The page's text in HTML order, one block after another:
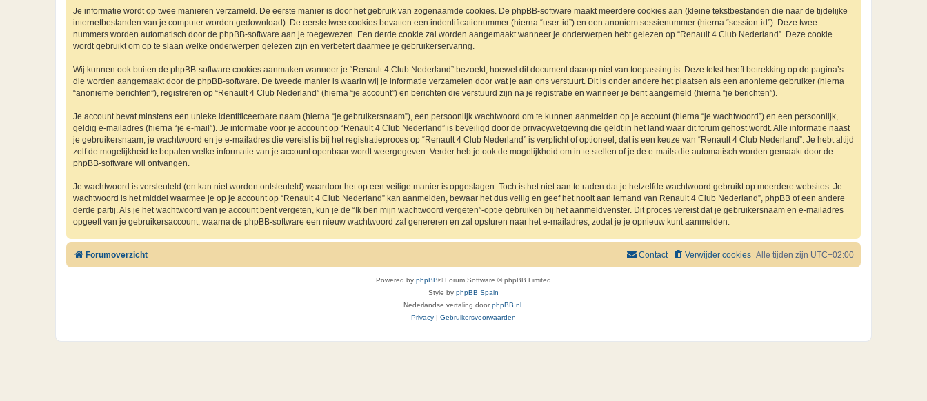
Je informatie wordt op twee manieren verzameld. De eerste manier is door het gebruik van zogenaamde cookies. De phpBB-software maakt meerdere cookies aan (kleine tekstbestanden die naar de tijdelijke
internetbestanden van je computer worden gedownload). De eerste twee cookies bevatten een indentificatienummer (hierna “user-id”) en een anoniem sessienummer (hierna “session-id”). Deze twee
nummers worden automatisch door de phpBB-software aan je toegewezen. Een derde cookie zal worden aangemaakt wanneer je onderwerpen hebt gelezen op “Renault 4 Club Nederland”. Deze cookie
wordt gebruikt om op te slaan welke onderwerpen gelezen zijn en verbetert daarmee je gebruikerservaring.
Wij kunnen ook buiten de phpBB-software cookies aanmaken wanneer je “Renault 4 Club Nederland” bezoekt, hoewel dit document daarop niet van toepassing is. Deze tekst heeft betrekking op de pagina’s
die worden aangemaakt door de phpBB-software. De tweede manier is waarin wij je informatie verzamelen door wat je aan ons verstuurt. Dit is onder andere het plaatsen als een anonieme gebruiker (hierna
“anonieme berichten”), registreren op “Renault 4 Club Nederland” (hierna “je account”) en berichten die verstuurd zijn na je registratie en wanneer je bent aangemeld (hierna “je berichten”).
Je account bevat minstens een unieke identificeerbare naam (hierna “je gebruikersnaam”), een persoonlijk wachtwoord om te kunnen aanmelden op je account (hierna “je wachtwoord”) en een persoonlijk,
geldig e-mailadres (hierna “je e-mail”). Je informatie voor je account op “Renault 4 Club Nederland” is beveiligd door de privacywetgeving die geldt in het land waar dit forum gehost wordt. Alle informatie naast
je gebruikersnaam, je wachtwoord en je e-mailadres die vereist is bij het registratieproces op “Renault 4 Club Nederland” is verplicht of optioneel, dat is een keuze van “Renault 4 Club Nederland”. Je hebt altijd
zelf de mogelijkheid te bepalen welke informatie van je account openbaar wordt weergegeven. Verder heb je ook de mogelijkheid om in te stellen of je de e-mails die automatisch worden gemaakt door de
phpBB-software wil ontvangen.
Je wachtwoord is versleuteld (en kan niet worden ontsleuteld) waardoor het op een veilige manier is opgeslagen. Toch is het niet aan te raden dat je hetzelfde wachtwoord gebruikt op meerdere websites. Je
wachtwoord is het middel waarmee je op je account op “Renault 4 Club Nederland” kan aanmelden, bewaar het dus veilig en geef het nooit aan iemand van Renault 4 Club Nederland”, phpBB of een andere
derde partij. Als je het wachtwoord van je account bent vergeten, kun je de “Ik ben mijn wachtwoord vergeten”-optie gebruiken bij het aanmeldvenster. Dit proces vereist dat je gebruikersnaam en e-mailadres
opgeeft van je gebruikersaccount, waarna de phpBB-software een nieuw wachtwoord zal genereren en zal opsturen naar het e-mailadres, zodat je je opnieuw kunt aanmelden.
Forumoverzicht Alle tijden zijn UTC+02:00
Verwijder cookies
Contact
Powered by phpBB® Forum Software © phpBB Limited
Style by phpBB Spain
Nederlandse vertaling doorphpBB.nl .
Privacy
Gebruikersvoorwaarden